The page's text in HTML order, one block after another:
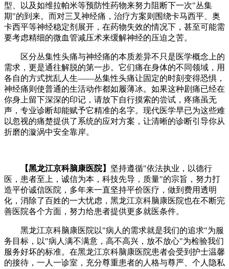
型、以及如维拉帕米等预防性药物来努力阻断下一次"丛集
期"的到来。而对三叉神经痛，治疗方案则围绕卡马西平、奥
卡西平等神经稳定剂展开，在药物失效的情况下，甚至可能需
要考虑精细的微血管减压术来缓解神经的压迫之苦。
区分丛集性头痛与神经痛的本质差异不只是医学概念上的
需求，更是通往解脱的第一步。它们痛在身体的不同领域，用
各自的方式扰乱人生——丛集性头痛让固定的时刻变得恐惧，
神经痛则使普通的生活动作都如履薄冰。如果这种剧痛已经在
你身上留下深深的印记，请放下自行摸索的尝试，​​疼痛虽无
声，专业诊断却能赋予它精准的名字​​。现代医学早已为这些难
以忽视的痛楚提供了系统的应对方案，让清晰的诊断引导你从
折磨的漩涡中安全靠岸。
【黑龙江京科脑康医院】 坚持遵循"依法执业，以德行
医，患者至上，诚信为本，科技先导，质量"的宗旨，努力打
造平价诚信医院，多年来一直坚持平价医疗，做到费用透明
化，消除了百姓的一大忧虑，黑龙江京科脑康医院也在不断完
善医院各个方面，努力给患者提供更多就医条件。
黑龙江京科脑康医院以"病人的需求就是我们的追求"为服
务目标，以"病人满不满意，高不高兴，放不放心"为检验我们
服务好坏的标准。在黑龙江京科脑康医院患者会受到护士温馨
的接待，一人一诊室，充分尊重患者的人格与尊严、个人隐私